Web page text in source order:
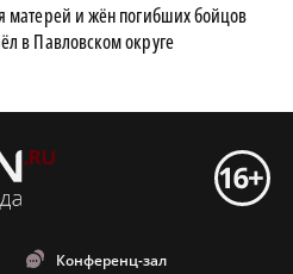
матерей и жён погибших бойцов
в Павловском округе
Конференц-зал